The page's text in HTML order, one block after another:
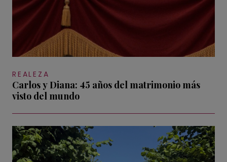
REALEZA
Carlos y Diana: 45 años del matrimonio más
visto del mundo